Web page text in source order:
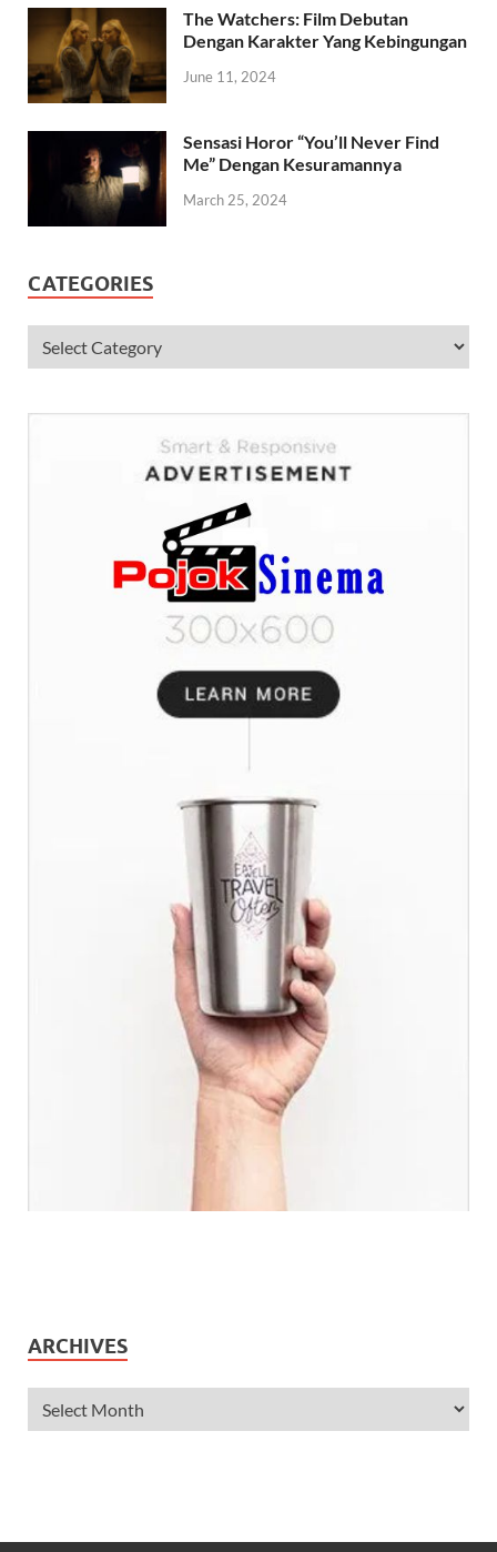
The Watchers: Film Debutan
Dengan Karakter Yang Kebingungan
June 11, 2024
Sensasi Horor “You’ll Never Find
Me” Dengan Kesuramannya
March 25, 2024
CATEGORIES
ARCHIVES